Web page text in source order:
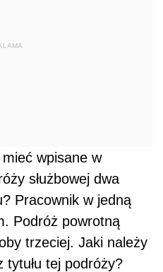
wpisane w
służbowej dwa
Pracownik w jedną
Podróż powrotną
trzeciej. Jaki należy
tytułu tej podróży?